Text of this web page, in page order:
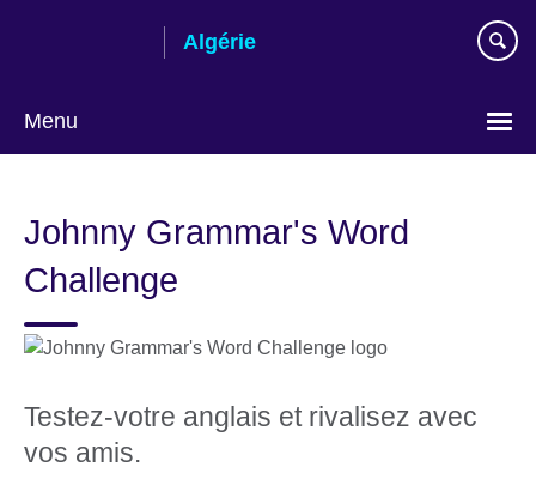
Algérie
Menu
language
Johnny Grammar's Word
Challenge
Testez-votre anglais et rivalisez avec
vos amis.